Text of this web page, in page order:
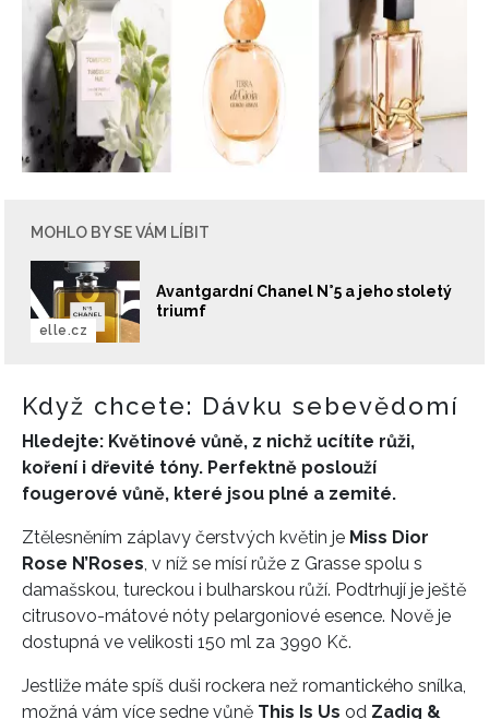
MOHLO BY SE VÁM LÍBIT
Avantgardní Chanel N°5 a jeho stoletý
triumf
elle.cz
Když chcete: Dávku sebevědomí
Hledejte: Květinové vůně, z nichž ucítíte růži,
koření i dřevité tóny. Perfektně poslouží
fougerové vůně, které jsou plné a zemité.
Ztělesněním záplavy čerstvých květin je Miss Dior
Rose N’Roses , v níž se mísí růže z Grasse spolu s
damašskou, tureckou i bulharskou růží. Podtrhují je ještě
citrusovo-mátové nóty pelargoniové esence. Nově je
dostupná ve velikosti 150 ml za 3990 Kč.
Jestliže máte spíš duši rockera než romantického snílka,
možná vám více sedne vůně This Is Us od Zadig &